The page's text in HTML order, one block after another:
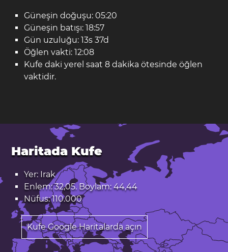
Güneşin doğuşu: 05:20
Güneşin batışı: 18:57
Gün uzuluğu: 13s 37d
Öğlen vakti: 12:08
Kufe daki yerel saat 8 dakika ötesinde öğlen
vaktidir.
Haritada Kufe
Yer: Irak
Enlem: 32,05. Boylam: 44,44
Nüfus: 110.000
Kufe Google Haritalarda açın